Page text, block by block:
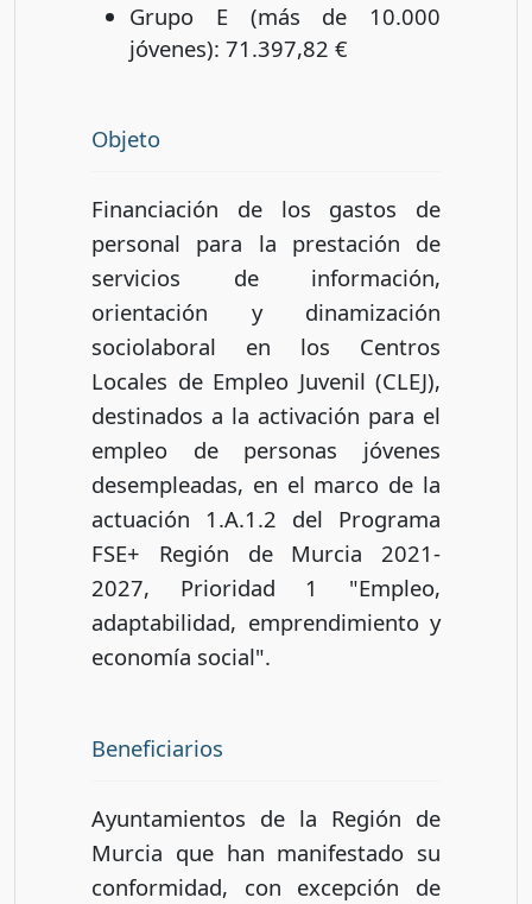
Grupo E (más de 10.000
jóvenes): 71.397,82 €
Objeto
Financiación de los gastos de
personal para la prestación de
servicios de información,
orientación y dinamización
sociolaboral en los Centros
Locales de Empleo Juvenil (CLEJ),
destinados a la activación para el
empleo de personas jóvenes
desempleadas, en el marco de la
actuación 1.A.1.2 del Programa
FSE+ Región de Murcia 2021-
2027, Prioridad 1 "Empleo,
adaptabilidad, emprendimiento y
economía social".
Beneficiarios
Ayuntamientos de la Región de
Murcia que han manifestado su
conformidad, con excepción de